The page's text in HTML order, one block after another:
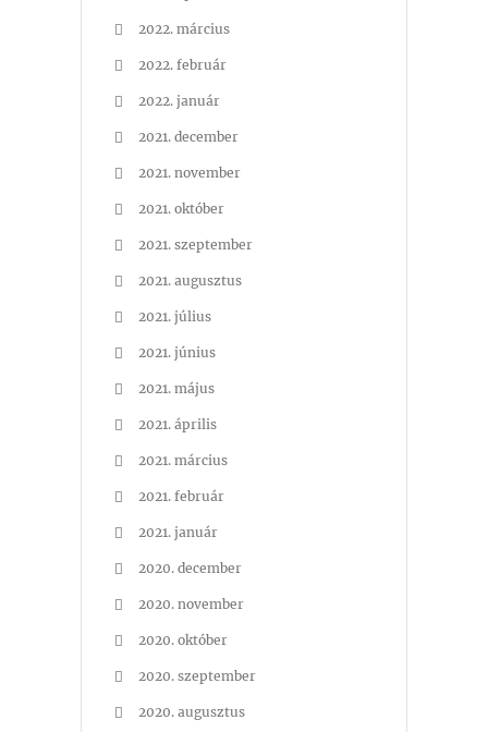
2022. március
2022. február
2022. január
2021. december
2021. november
2021. október
2021. szeptember
2021. augusztus
2021. július
2021. június
2021. május
2021. április
2021. március
2021. február
2021. január
2020. december
2020. november
2020. október
2020. szeptember
2020. augusztus